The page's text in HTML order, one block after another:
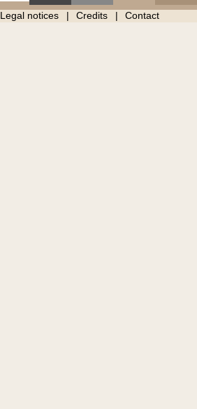
Legal notices Credits Contact